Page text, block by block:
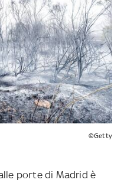
©Getty
porte di Madrid è